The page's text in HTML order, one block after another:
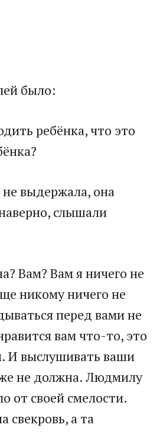
было:
ребёнка, что это
выдержала, она
слышали
Вам? Вам я ничего не
никому ничего не
перед вами не
вам что-то, это
И выслушивать ваши
не должна. Людмилу
от своей смелости.
свекровь, а та